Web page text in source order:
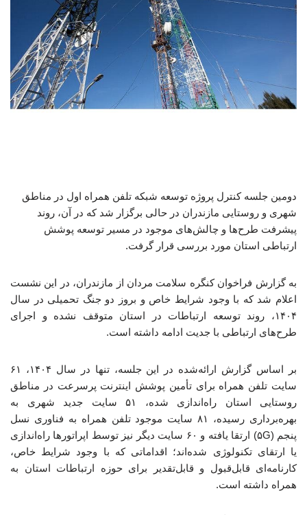
دومین جلسه کنترل پروژه توسعه شبکه تلفن همراه اول در مناطق
شهری و روستایی مازندران در حالی برگزار شد که در آن، روند
پیشرفت طرح‌ها و چالش‌های موجود در مسیر توسعه پوشش
ارتباطی استان مورد بررسی قرار گرفت. ‎
به گزارش فراخوان کنگره سلامت مردان از مازندران، در این نشست
اعلام شد که با وجود شرایط خاص و بروز دو جنگ تحمیلی در سال
۱۴۰۴، روند توسعه ارتباطات در استان متوقف نشده و اجرای
طرح‌های ارتباطی با جدیت ادامه داشته است.
بر اساس گزارش ارائه‌شده در این جلسه، تنها در سال ۱۴۰۴، ۶۱
سایت تلفن همراه برای تأمین پوشش اینترنت پرسرعت در مناطق
روستایی استان راه‌اندازی شده، ۵۱ سایت جدید شهری به
بهره‌برداری رسیده، ۸۱ سایت موجود تلفن همراه به فناوری نسل
پنجم (۵G) ارتقا یافته و ۶۰ سایت دیگر نیز توسط اپراتورها راه‌اندازی
یا ارتقای تکنولوژی شده‌اند؛ اقداماتی که با وجود شرایط خاص،
کارنامه‌ای قابل‌قبول و قابل‌تقدیر برای حوزه ارتباطات استان به
همراه داشته است.